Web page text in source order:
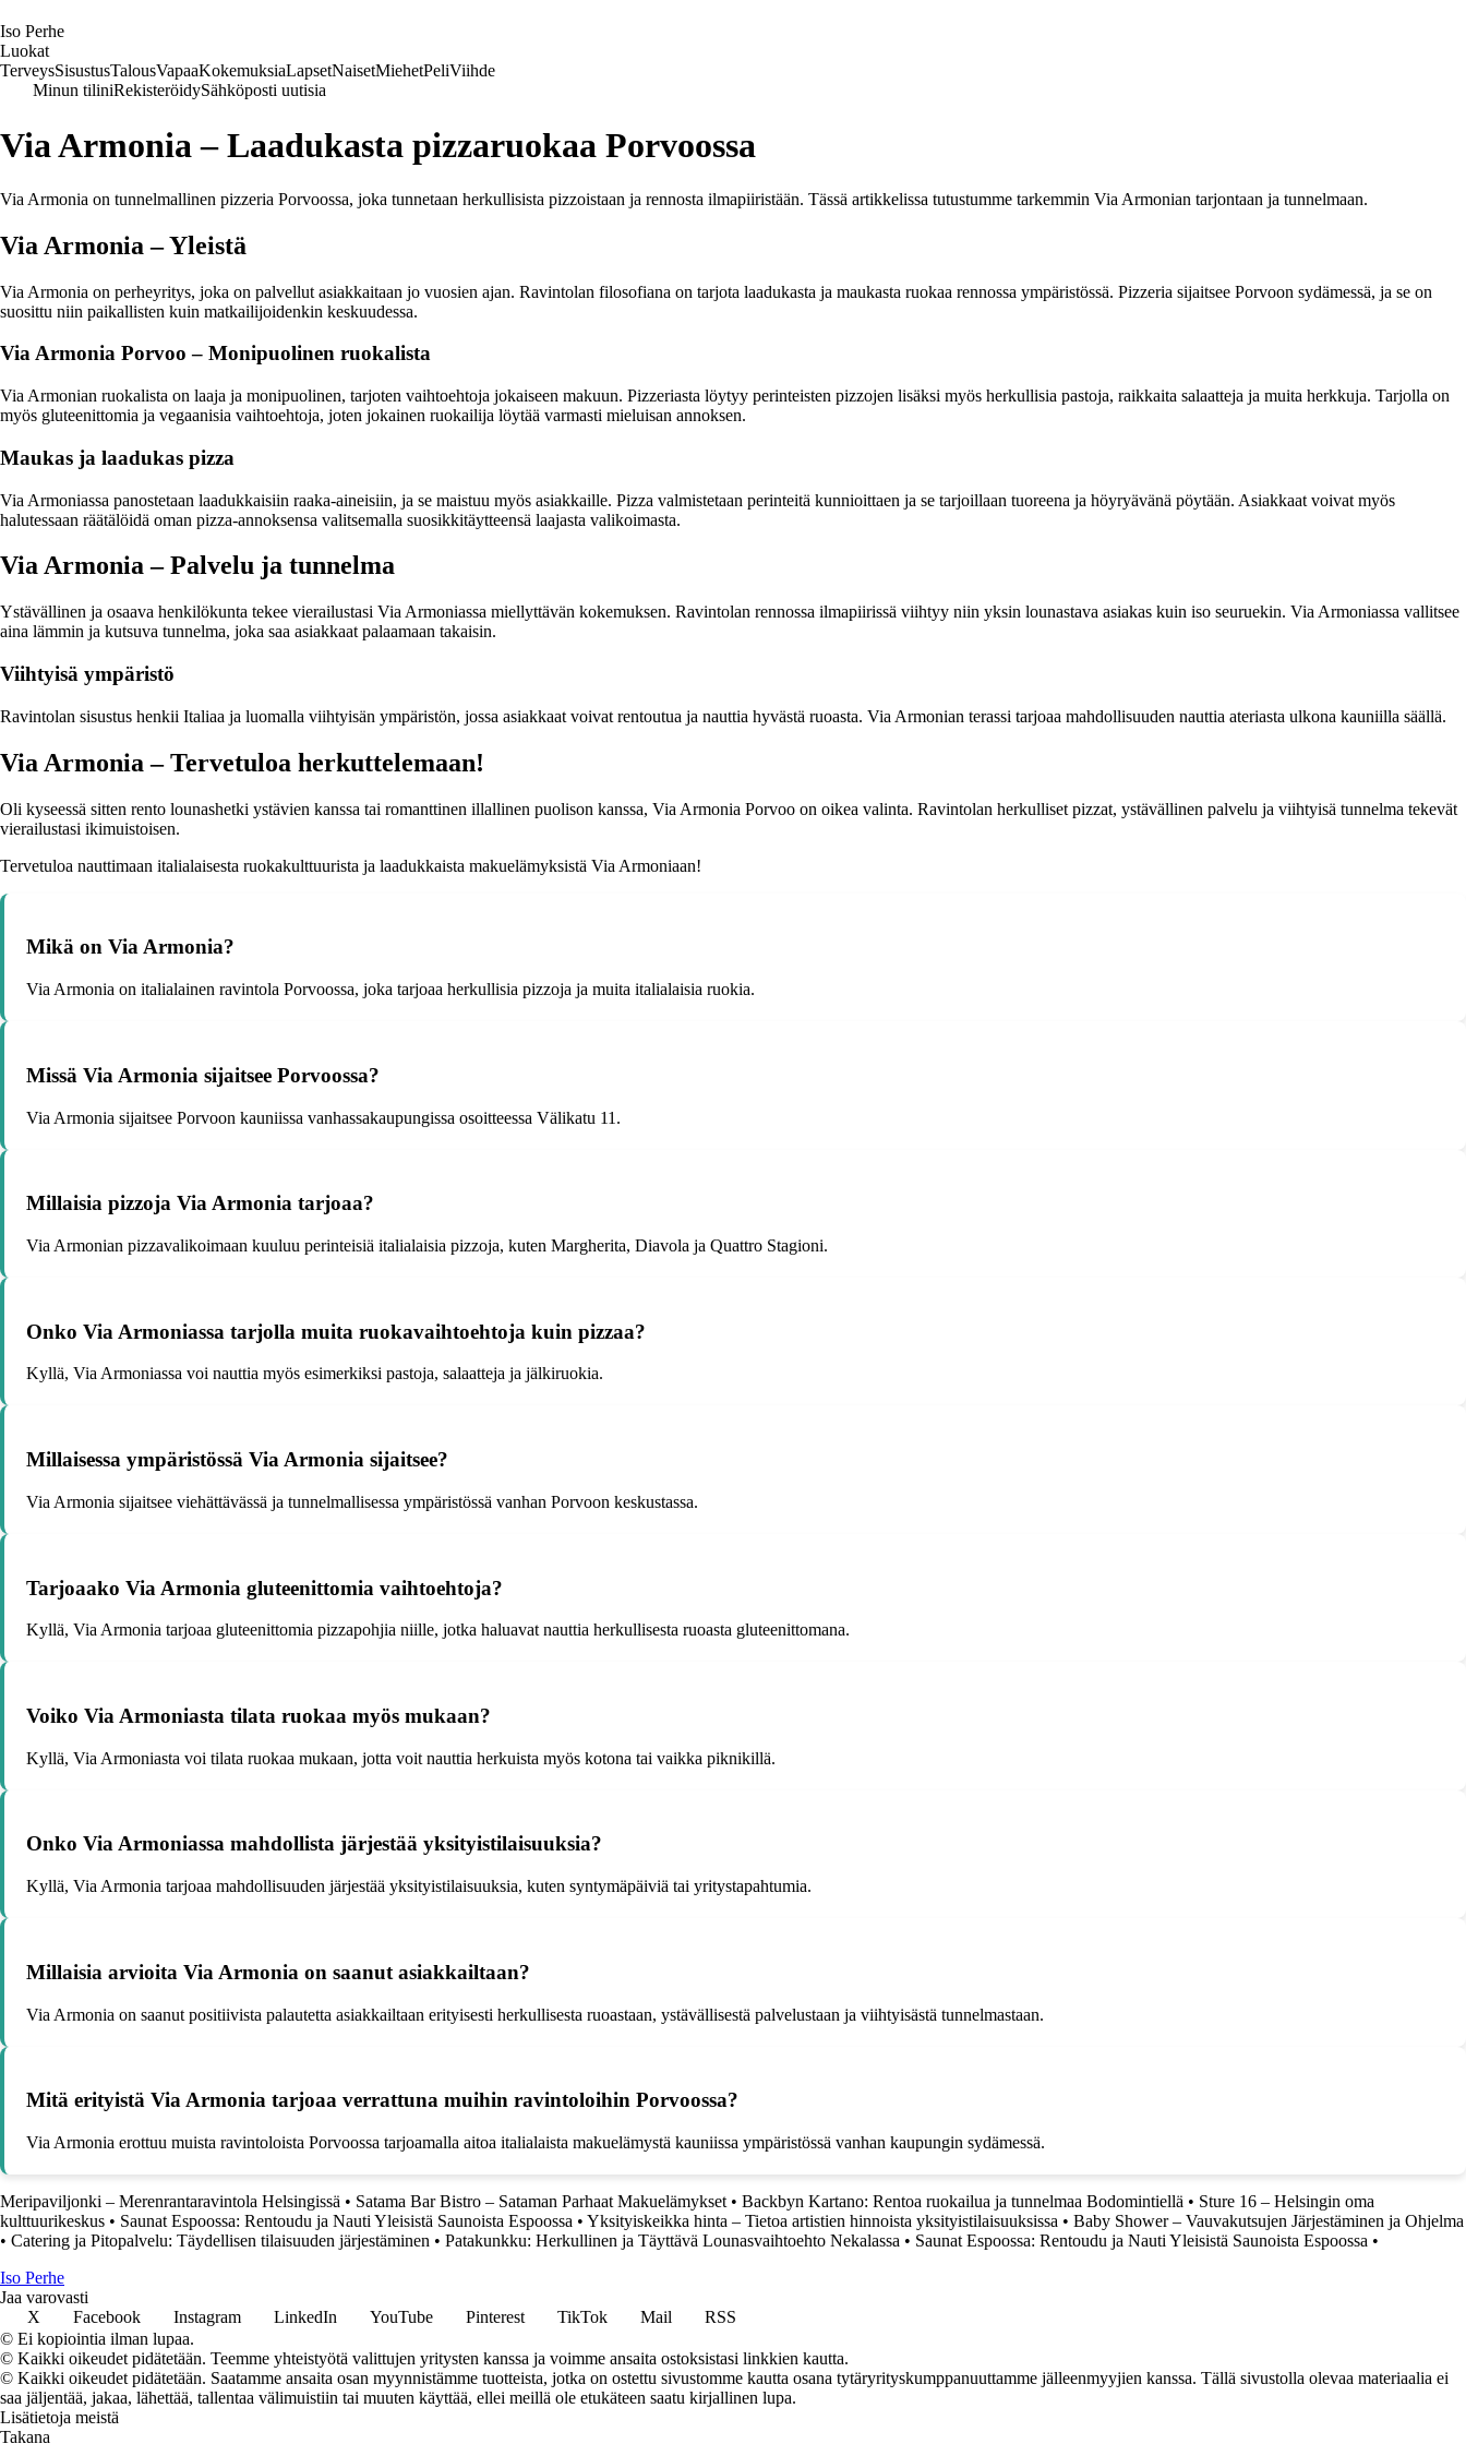
Iso Perhe
Luokat
TerveysSisustusTalousVapaaKokemuksiaLapsetNaisetMiehetPeliViihde
Minun tiliniRekisteröidySähköposti uutisia
Via Armonia – Laadukasta pizzaruokaa Porvoossa
Via Armonia on tunnelmallinen pizzeria Porvoossa, joka tunnetaan herkullisista pizzoistaan ja rennosta ilmapiiristään. Tässä artikkelissa tutustumme tarkemmin Via Armonian tarjontaan ja tunnelmaan.
Via Armonia – Yleistä
Via Armonia on perheyritys, joka on palvellut asiakkaitaan jo vuosien ajan. Ravintolan filosofiana on tarjota laadukasta ja maukasta ruokaa rennossa ympäristössä. Pizzeria sijaitsee Porvoon sydämessä, ja se on
suosittu niin paikallisten kuin matkailijoidenkin keskuudessa.
Via Armonia Porvoo – Monipuolinen ruokalista
Via Armonian ruokalista on laaja ja monipuolinen, tarjoten vaihtoehtoja jokaiseen makuun. Pizzeriasta löytyy perinteisten pizzojen lisäksi myös herkullisia pastoja, raikkaita salaatteja ja muita herkkuja. Tarjolla on
myös gluteenittomia ja vegaanisia vaihtoehtoja, joten jokainen ruokailija löytää varmasti mieluisan annoksen.
Maukas ja laadukas pizza
Via Armoniassa panostetaan laadukkaisiin raaka-aineisiin, ja se maistuu myös asiakkaille. Pizza valmistetaan perinteitä kunnioittaen ja se tarjoillaan tuoreena ja höyryävänä pöytään. Asiakkaat voivat myös
halutessaan räätälöidä oman pizza-annoksensa valitsemalla suosikkitäytteensä laajasta valikoimasta.
Via Armonia – Palvelu ja tunnelma
Ystävällinen ja osaava henkilökunta tekee vierailustasi Via Armoniassa miellyttävän kokemuksen. Ravintolan rennossa ilmapiirissä viihtyy niin yksin lounastava asiakas kuin iso seuruekin. Via Armoniassa vallitsee
aina lämmin ja kutsuva tunnelma, joka saa asiakkaat palaamaan takaisin.
Viihtyisä ympäristö
Ravintolan sisustus henkii Italiaa ja luomalla viihtyisän ympäristön, jossa asiakkaat voivat rentoutua ja nauttia hyvästä ruoasta. Via Armonian terassi tarjoaa mahdollisuuden nauttia ateriasta ulkona kauniilla säällä.
Via Armonia – Tervetuloa herkuttelemaan!
Oli kyseessä sitten rento lounashetki ystävien kanssa tai romanttinen illallinen puolison kanssa, Via Armonia Porvoo on oikea valinta. Ravintolan herkulliset pizzat, ystävällinen palvelu ja viihtyisä tunnelma tekevät
vierailustasi ikimuistoisen.
Tervetuloa nauttimaan italialaisesta ruokakulttuurista ja laadukkaista makuelämyksistä Via Armoniaan!
Mikä on Via Armonia?
Via Armonia on italialainen ravintola Porvoossa, joka tarjoaa herkullisia pizzoja ja muita italialaisia ruokia.
Missä Via Armonia sijaitsee Porvoossa?
Via Armonia sijaitsee Porvoon kauniissa vanhassakaupungissa osoitteessa Välikatu 11.
Millaisia pizzoja Via Armonia tarjoaa?
Via Armonian pizzavalikoimaan kuuluu perinteisiä italialaisia pizzoja, kuten Margherita, Diavola ja Quattro Stagioni.
Onko Via Armoniassa tarjolla muita ruokavaihtoehtoja kuin pizzaa?
Kyllä, Via Armoniassa voi nauttia myös esimerkiksi pastoja, salaatteja ja jälkiruokia.
Millaisessa ympäristössä Via Armonia sijaitsee?
Via Armonia sijaitsee viehättävässä ja tunnelmallisessa ympäristössä vanhan Porvoon keskustassa.
Tarjoaako Via Armonia gluteenittomia vaihtoehtoja?
Kyllä, Via Armonia tarjoaa gluteenittomia pizzapohjia niille, jotka haluavat nauttia herkullisesta ruoasta gluteenittomana.
Voiko Via Armoniasta tilata ruokaa myös mukaan?
Kyllä, Via Armoniasta voi tilata ruokaa mukaan, jotta voit nauttia herkuista myös kotona tai vaikka piknikillä.
Onko Via Armoniassa mahdollista järjestää yksityistilaisuuksia?
Kyllä, Via Armonia tarjoaa mahdollisuuden järjestää yksityistilaisuuksia, kuten syntymäpäiviä tai yritystapahtumia.
Millaisia arvioita Via Armonia on saanut asiakkailtaan?
Via Armonia on saanut positiivista palautetta asiakkailtaan erityisesti herkullisesta ruoastaan, ystävällisestä palvelustaan ja viihtyisästä tunnelmastaan.
Mitä erityistä Via Armonia tarjoaa verrattuna muihin ravintoloihin Porvoossa?
Via Armonia erottuu muista ravintoloista Porvoossa tarjoamalla aitoa italialaista makuelämystä kauniissa ympäristössä vanhan kaupungin sydämessä.
Meripaviljonki – Merenrantaravintola Helsingissä • Satama Bar Bistro – Sataman Parhaat Makuelämykset • Backbyn Kartano: Rentoa ruokailua ja tunnelmaa Bodomintiellä • Sture 16 – Helsingin oma
kulttuurikeskus • Saunat Espoossa: Rentoudu ja Nauti Yleisistä Saunoista Espoossa • Yksityiskeikka hinta – Tietoa artistien hinnoista yksityistilaisuuksissa • Baby Shower – Vauvakutsujen Järjestäminen ja Ohjelma
• Catering ja Pitopalvelu: Täydellisen tilaisuuden järjestäminen • Patakunkku: Herkullinen ja Täyttävä Lounasvaihtoehto Nekalassa • Saunat Espoossa: Rentoudu ja Nauti Yleisistä Saunoista Espoossa •
Iso Perhe
Jaa varovasti
X
Facebook Instagram LinkedIn YouTube Pinterest TikTok Mail
RSS
© Ei kopiointia ilman lupaa.
© Kaikki oikeudet pidätetään. Teemme yhteistyötä valittujen yritysten kanssa ja voimme ansaita ostoksistasi linkkien kautta.
© Kaikki oikeudet pidätetään. Saatamme ansaita osan myynnistämme tuotteista, jotka on ostettu sivustomme kautta osana tytäryrityskumppanuuttamme jälleenmyyjien kanssa. Tällä sivustolla olevaa materiaalia ei
saa jäljentää, jakaa, lähettää, tallentaa välimuistiin tai muuten käyttää, ellei meillä ole etukäteen saatu kirjallinen lupa.
Lisätietoja meistä
Takana